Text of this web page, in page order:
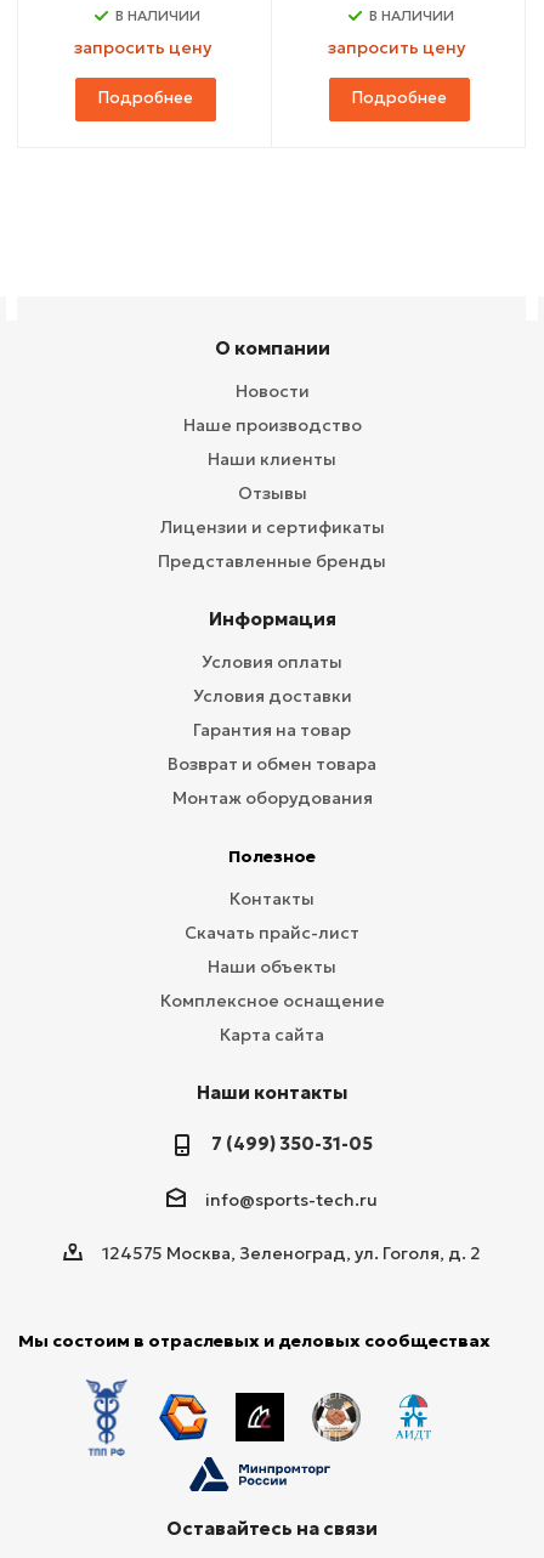
В НАЛИЧИИ
запросить цену
Подробнее
В НАЛИЧИИ
запросить цену
Подробнее
О компании
Новости
Наше производство
Наши клиенты
Отзывы
Лицензии и сертификаты
Представленные бренды
Информация
Условия оплаты
Условия доставки
Гарантия на товар
Возврат и обмен товара
Монтаж оборудования
Полезное
Контакты
Скачать прайс-лист
Наши объекты
Комплексное оснащение
Карта сайта
Наши контакты
7 (499) 350-31-05
info@sports-tech.ru
124575 Москва, Зеленоград, ул. Гоголя, д. 2
Мы состоим в отраслевых и деловых сообществах
Оставайтесь на связи